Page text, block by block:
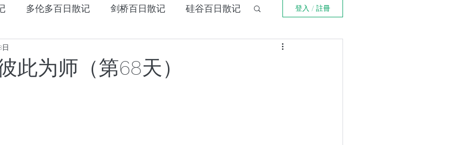
多伦多百日散记 剑桥百日散记 硅谷百日散记 登入 / 註冊
此为师（第68天）
日